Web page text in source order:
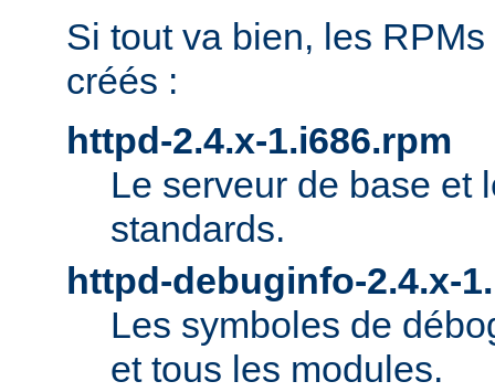
Si tout va bien, les
créés :
httpd-2.4.x-1.i686.rpm
Le serveur de base et
standards.
httpd-debuginfo-2.4.x-
Les symboles de
et tous les modules.